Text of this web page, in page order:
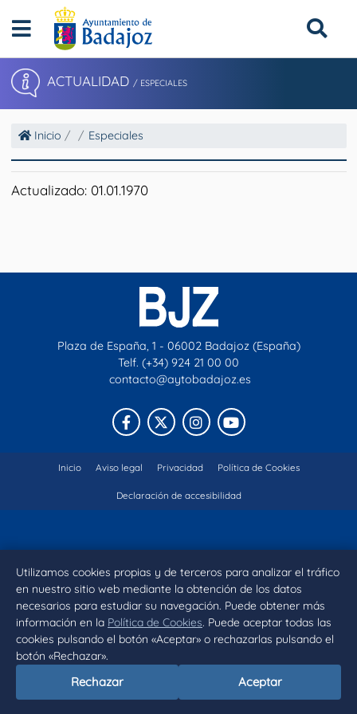
Utilizamos cookies propias y de terceros para analizar el tráfico
en nuestro sitio web mediante la obtención de los datos
necesarios para estudiar su navegación. Puede obtener más
información en la Política de Cookies. Puede aceptar todas las
cookies pulsando el botón «Aceptar» o rechazarlas pulsando el
botón «Rechazar».
Rechazar Aceptar
ACTUALIDAD / ESPECIALES
Inicio Especiales
Actualizado: 01.01.1970
Plaza de España, 1 - 06002 Badajoz (España)
Telf. (+34) 924 21 00 00
contacto@aytobadajoz.es
Facebook
X InstagramYouTube
Inicio Aviso legal Privacidad Política de Cookies
Declaración de accesibilidad